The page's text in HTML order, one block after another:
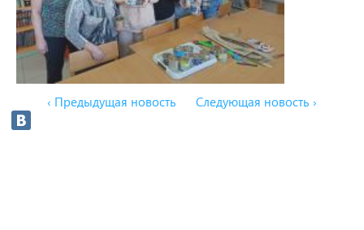
‹ Предыдущая новость Следующая новость ›